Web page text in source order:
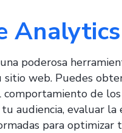
Analytics
poderosa
web. Puedes
de
audiencia, evaluar
para optimizar